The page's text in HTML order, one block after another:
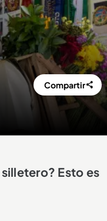
Compartir
Esto es